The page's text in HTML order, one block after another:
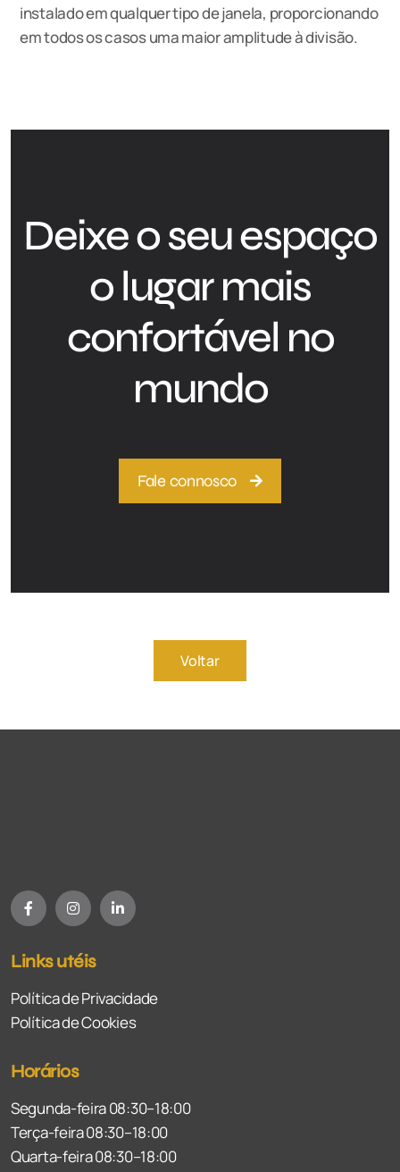
instalado em qualquer tipo de janela, proporcionando
em todos os casos uma maior amplitude à divisão.
Deixe o seu espaço
o lugar mais
confortável no
mundo
Fale connosco
Voltar
Links utéis
Política de Privacidade
Política de Cookies
Horários
Segunda-feira 08:30–18:00
Terça-feira 08:30–18:00
Quarta-feira 08:30–18:00